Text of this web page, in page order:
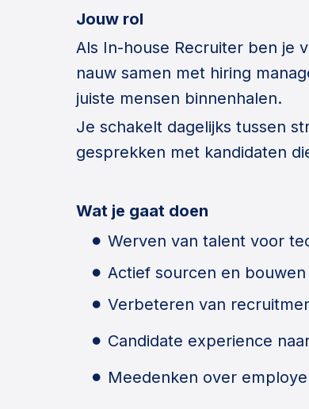
Jouw rol
Als In-house Recruiter ben je
nauw samen met hiring
juiste mensen binnenhalen.
Je schakelt dagelijks tussen
gesprekken met kandidaten
Wat je gaat doen
Werven van talent voor
Actief sourcen en
Verbeteren van
Candidate experience
Meedenken over